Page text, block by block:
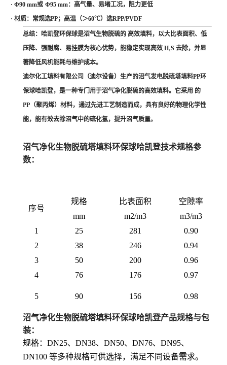
· Φ90 mm或 Φ95 mm：高气量、易堵工况，阻力更低
· 材质：常规选PP；高温（＞60℃）选RPP/PVDF
总结：哈凯登环保球是沼气生物脱硫的 高效填料，以大比表面积、低
压降、强耐腐、易挂膜为核心优势，能稳定实现高效 H₂S 去除，并显
著降低风机能耗与维护成本。
迪尔化工填料有限公司（迪尔设备）生产的沼气发电脱硫塔填料PP环
保球哈凯登，是一种专门用于沼气净化脱硫的高效填料。它采用 的
PP（聚丙烯）材料，通过先进工艺制造而成，具有良好的物理化学性
能，能有效去除沼气中的硫化氢，提升沼气质量。
沼气净化生物脱硫塔填料环保球哈凯登技术规格参
数：
序号
规格 比表面积
空隙率
mm
m2/m3
m3/m3
1
25 281
0.90
2
38 246
0.94
3
50 200
0.96
4
76 176 0.97
5 90 156 0.98
沼气净化生物脱硫塔填料环保球哈凯登产品规格与包
装：
规格：DN25、DN38、DN50、DN76、DN95、
DN100 等多种规格可供选择，满足不同设备需求。